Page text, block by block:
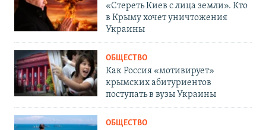
«Стереть Киев с лица земли». Кто
в Крыму хочет уничтожения
Украины
ОБЩЕСТВО
Как Россия «мотивирует»
крымских абитуриентов
поступать в вузы Украины
ОБЩЕСТВО